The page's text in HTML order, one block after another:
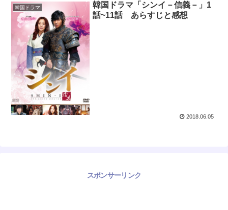
韓国ドラマ
韓国ドラマ「シンイ－信義－」1
話~11話 あらすじと感想
2018.06.05
スポンサーリンク